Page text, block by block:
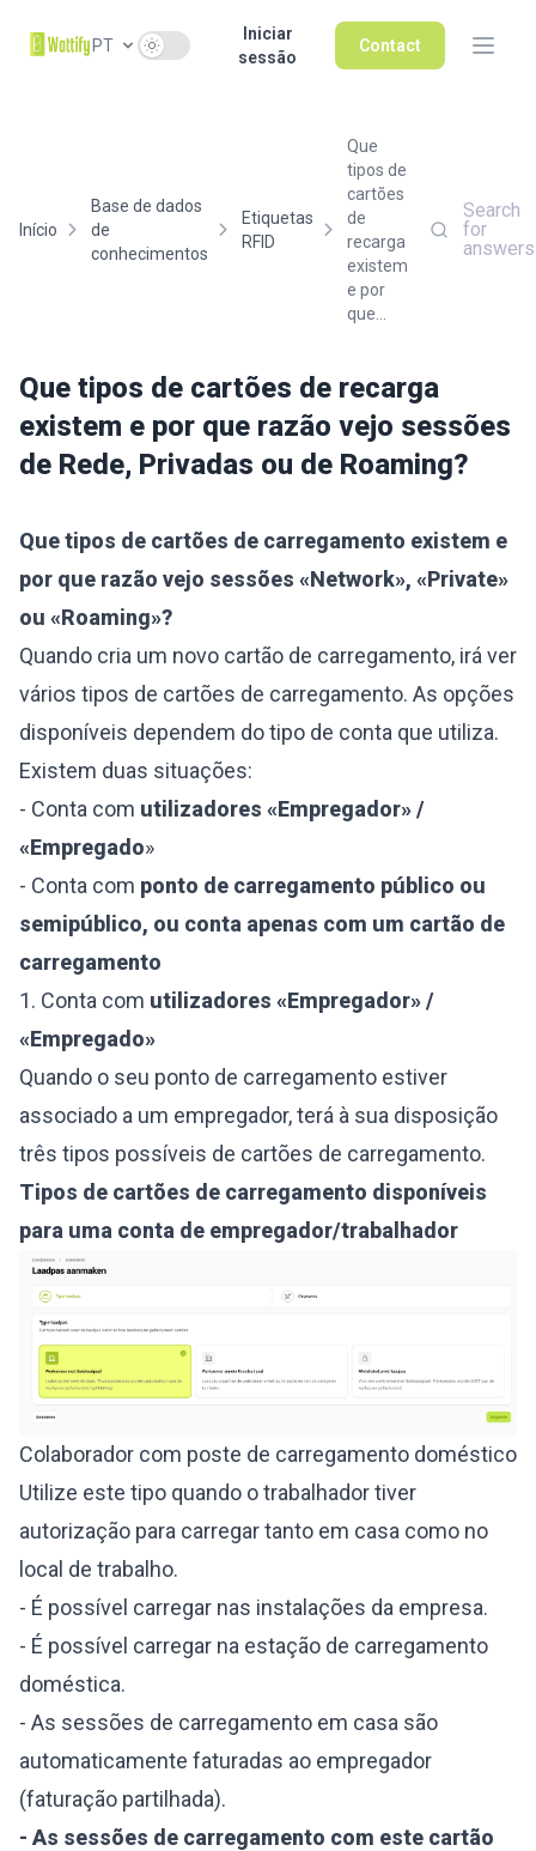
PT Use setting
Iniciar
sessão
Contact
Início
Base de dados
de
conhecimentos
Etiquetas
RFID
Que
tipos de
cartões
de
recarga
existem
e por
que...
Search
for
answers
Que tipos de cartões de recarga
existem e por que razão vejo sessões
de Rede, Privadas ou de Roaming?
Que tipos de cartões de carregamento existem e
por que razão vejo sessões «Network», «Private»
ou «Roaming»?
Quando cria um novo cartão de carregamento, irá ver
vários tipos de cartões de carregamento. As opções
disponíveis dependem do tipo de conta que utiliza.
Existem duas situações:
- Conta com utilizadores «Empregador» /
«Empregado»
- Conta com ponto de carregamento público ou
semipúblico, ou conta apenas com um cartão de
carregamento
1. Conta com utilizadores «Empregador» /
«Empregado»
Quando o seu ponto de carregamento estiver
associado a um empregador, terá à sua disposição
três tipos possíveis de cartões de carregamento.
Tipos de cartões de carregamento disponíveis
para uma conta de empregador/trabalhador
Colaborador com poste de carregamento doméstico
Utilize este tipo quando o trabalhador tiver
autorização para carregar tanto em casa como no
local de trabalho.
- É possível carregar nas instalações da empresa.
- É possível carregar na estação de carregamento
doméstica.
- As sessões de carregamento em casa são
automaticamente faturadas ao empregador
(faturação partilhada).
- As sessões de carregamento com este cartão